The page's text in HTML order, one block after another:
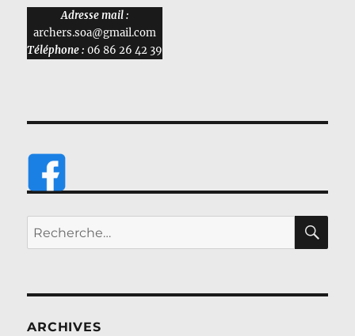
Adresse mail :
archers.soa@gmail.com
Téléphone : 06 86 26 42 39
Recherche
pour :
ARCHIVES